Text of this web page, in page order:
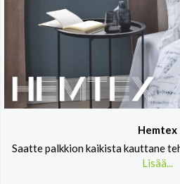
Hemtex
Saatte palkkion kaikista kauttane
Lisää...